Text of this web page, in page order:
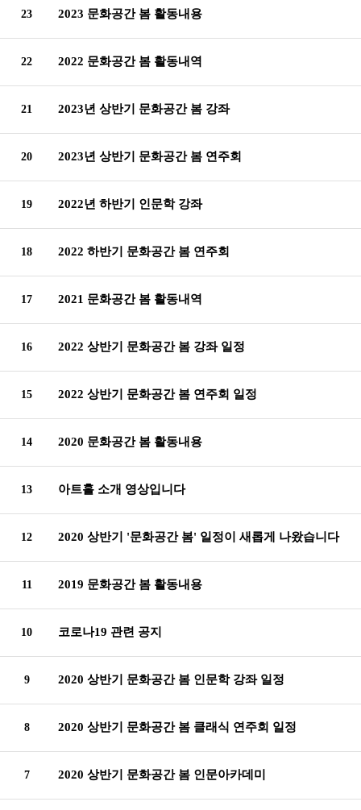
23 2023 문화공간 봄 활동내용
22 2022 문화공간 봄 활동내역
21 2023년 상반기 문화공간 봄 강좌
20 2023년 상반기 문화공간 봄 연주회
19 2022년 하반기 인문학 강좌
18 2022 하반기 문화공간 봄 연주회
17 2021 문화공간 봄 활동내역
16 2022 상반기 문화공간 봄 강좌 일정
15 2022 상반기 문화공간 봄 연주회 일정
14 2020 문화공간 봄 활동내용
13 아트홀 소개 영상입니다
12 2020 상반기 '문화공간 봄' 일정이 새롭게 나왔습니다
11 2019 문화공간 봄 활동내용
10 코로나19 관련 공지
9 2020 상반기 문화공간 봄 인문학 강좌 일정
8 2020 상반기 문화공간 봄 클래식 연주회 일정
7 2020 상반기 문화공간 봄 인문아카데미